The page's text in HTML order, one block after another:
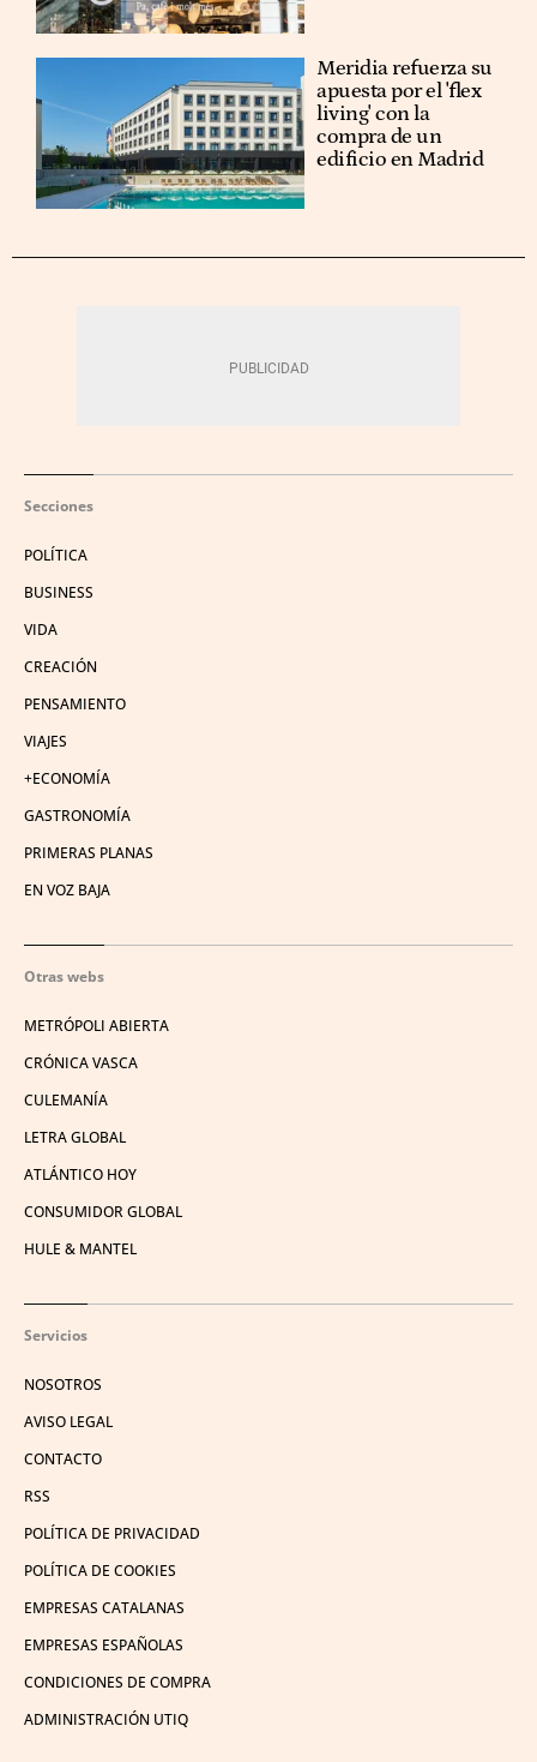
Meridia refuerza su
apuesta por el 'flex
living' con la
compra de un
edificio en Madrid
Secciones
POLÍTICA
BUSINESS
VIDA
CREACIÓN
PENSAMIENTO
VIAJES
+ECONOMÍA
GASTRONOMÍA
PRIMERAS PLANAS
EN VOZ BAJA
Otras webs
METRÓPOLI ABIERTA
CRÓNICA VASCA
CULEMANÍA
LETRA GLOBAL
ATLÁNTICO HOY
CONSUMIDOR GLOBAL
HULE & MANTEL
Servicios
NOSOTROS
AVISO LEGAL
CONTACTO
RSS
POLÍTICA DE PRIVACIDAD
POLÍTICA DE COOKIES
EMPRESAS CATALANAS
EMPRESAS ESPAÑOLAS
CONDICIONES DE COMPRA
ADMINISTRACIÓN UTIQ